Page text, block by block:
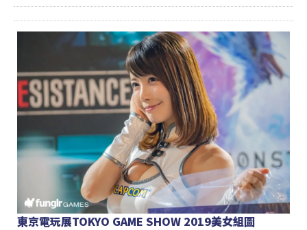
東京電玩展TOKYO GAME SHOW 2019美女組圖